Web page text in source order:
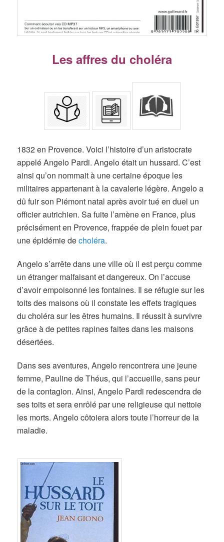
Les affres du choléra
1832 en Provence. Voici l’histoire d’un aristocrate
appelé Angelo Pardi. Angelo était un hussard. C’est
ainsi qu’on nommait à une certaine époque les
militaires appartenant à la cavalerie légère. Angelo a
dû fuir son Piémont natal après avoir tué en duel un
officier autrichien. Sa fuite l’amène en France, plus
précisément en Provence, frappée de plein fouet par
une épidémie decholéra.
Angelo s’arrête dans une ville où il est perçu comme
un étranger malfaisant et dangereux. On l’accuse
d’avoir empoisonné les fontaines. Il se réfugie sur les
toits des maisons où il constate les effets tragiques
du choléra sur les êtres humains. Il réussit à survivre
grâce à de petites rapines faites dans les maisons
désertées.
Dans ses aventures, Angelo rencontrera une jeune
femme, Pauline de Théus, qui l’accueille, sans peur
de la contagion. Ainsi, Angelo Pardi redescendra de
ses toits et sera enrôlé par une religieuse qui nettoie
les morts. Angelo côtoiera alors toute l’horreur de la
maladie.